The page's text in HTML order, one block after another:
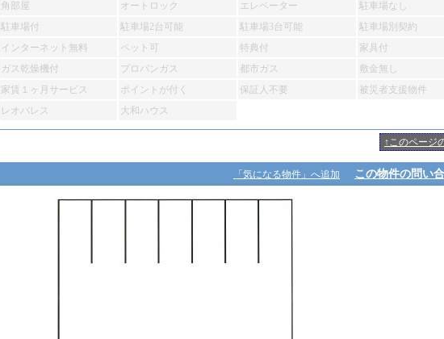
角部屋 オートロック エレベーター
駐車場なし
駐車場付 駐車場2台可能 駐車場3台可能
駐車場別契約
インターネット無料 ペット可 特典付
家具付
ガス乾燥機付 プロパンガス 都市ガス 敷金無し
家賃１ヶ月サービス ポイントが付く 保証人不要
被災者支援物件
レオパレス 大和ハウス
↑このページ
「気になる物件」へ追加 この物件の問い